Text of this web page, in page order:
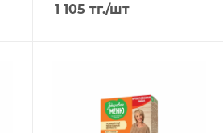
1 105 тг./шт